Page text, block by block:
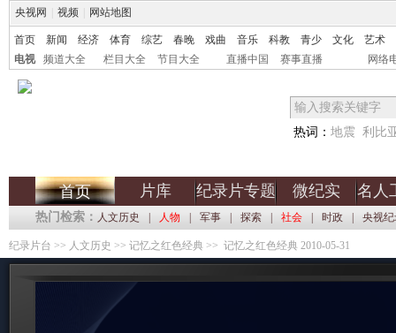
央视网 视频 网站地图
首页 新闻 经济 体育 综艺 春晚 戏曲 音乐 科教 青少 文化
艺术
电视
频道大全 栏目大全 节目大全 直播中国 赛事直播 网络
热词： 地震 利比
首页 片库 纪录片专题 微纪实 名人
热门检索： 人文历史 人物 军事 探索 社会 时政 央视
纪录片台 >> 人文历史 >> 记忆之红色经典 >> 记忆之红色经典 2010-05-31